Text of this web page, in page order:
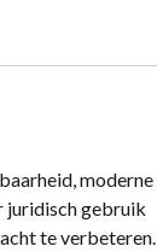
moderne
juridisch gebruik
te verbeteren.